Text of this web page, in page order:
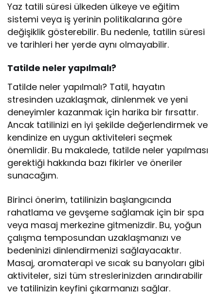
Yaz tatili süresi ülkeden ülkeye ve eğitim
sistemi veya iş yerinin politikalarına göre
değişiklik gösterebilir. Bu nedenle, tatilin süresi
ve tarihleri her yerde aynı olmayabilir.
Tatilde neler yapılmalı?
Tatilde neler yapılmalı? Tatil, hayatın
stresinden uzaklaşmak, dinlenmek ve yeni
deneyimler kazanmak için harika bir fırsattır.
Ancak tatilinizi en iyi şekilde değerlendirmek ve
kendinize en uygun aktiviteleri seçmek
önemlidir. Bu makalede, tatilde neler yapılması
gerektiği hakkında bazı fikirler ve öneriler
sunacağım.
Birinci önerim, tatilinizin başlangıcında
rahatlama ve gevşeme sağlamak için bir spa
veya masaj merkezine gitmenizdir. Bu, yoğun
çalışma temposundan uzaklaşmanızı ve
bedeninizi dinlendirmenizi sağlayacaktır.
Masaj, aromaterapi ve sıcak su banyoları gibi
aktiviteler, sizi tüm streslerinizden arındırabilir
ve tatilinizin keyfini çıkarmanızı sağlar.